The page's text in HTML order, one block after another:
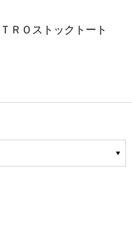
ＲＯストックトート